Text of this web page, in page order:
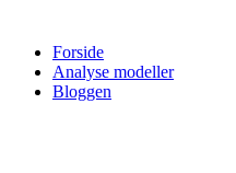
Forside
Analyse modeller
Bloggen